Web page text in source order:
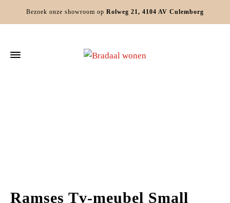
Bezoek onze showroom op Rolweg 21, 4104 AV Culemborg
Ramses Tv-meubel Small